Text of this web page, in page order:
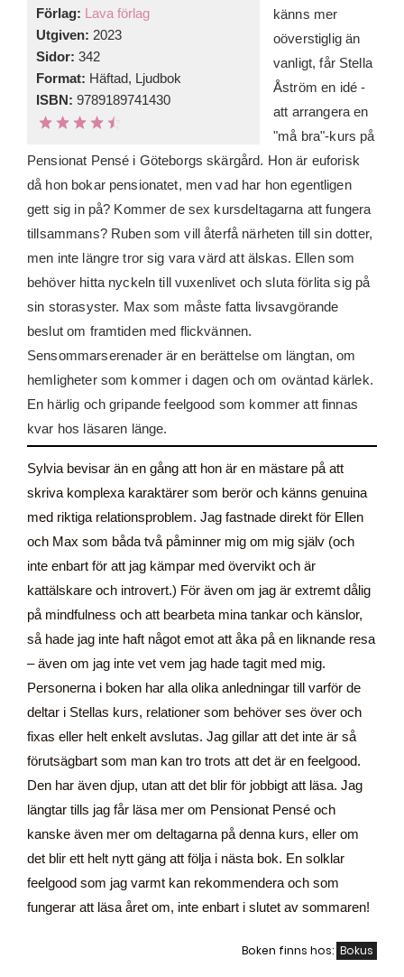
Förlag: Lava förlag
Utgiven: 2023
Sidor: 342
Format: Häftad, Ljudbok
ISBN: 9789189741430
känns mer
oöverstiglig än
vanligt, får Stella
Åström en idé -
att arrangera en
"må bra"-kurs på
Pensionat Pensé i Göteborgs skärgård. Hon är euforisk
då hon bokar pensionatet, men vad har hon egentligen
gett sig in på? Kommer de sex kursdeltagarna att fungera
tillsammans? Ruben som vill återfå närheten till sin dotter,
men inte längre tror sig vara värd att älskas. Ellen som
behöver hitta nyckeln till vuxenlivet och sluta förlita sig på
sin storasyster. Max som måste fatta livsavgörande
beslut om framtiden med flickvännen.
Sensommarserenader är en berättelse om längtan, om
hemligheter som kommer i dagen och om oväntad kärlek.
En härlig och gripande feelgood som kommer att finnas
kvar hos läsaren länge.
Sylvia bevisar än en gång att hon är en mästare på att
skriva komplexa karaktärer som berör och känns genuina
med riktiga relationsproblem. Jag fastnade direkt för Ellen
och Max som båda två påminner mig om mig själv (och
inte enbart för att jag kämpar med övervikt och är
kattälskare och introvert.) För även om jag är extremt dålig
på mindfulness och att bearbeta mina tankar och känslor,
så hade jag inte haft något emot att åka på en liknande resa
– även om jag inte vet vem jag hade tagit med mig.
Personerna i boken har alla olika anledningar till varför de
deltar i Stellas kurs, relationer som behöver ses över och
fixas eller helt enkelt avslutas. Jag gillar att det inte är så
förutsägbart som man kan tro trots att det är en feelgood.
Den har även djup, utan att det blir för jobbigt att läsa. Jag
längtar tills jag får läsa mer om Pensionat Pensé och
kanske även mer om deltagarna på denna kurs, eller om
det blir ett helt nytt gäng att följa i nästa bok. En solklar
feelgood som jag varmt kan rekommendera och som
fungerar att läsa året om, inte enbart i slutet av sommaren!
Boken finns hos: Bokus